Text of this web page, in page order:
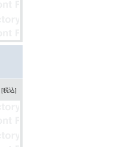
[税込]